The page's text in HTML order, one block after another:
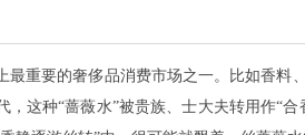
最重要的奢侈品消费市场之一。比如香
，这种“蔷薇水”被贵族、士大夫转用作“